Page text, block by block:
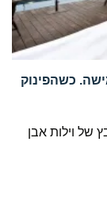
כשהפינוק
של וילות אבן